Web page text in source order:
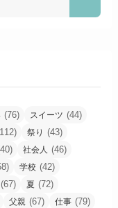
(76) スイーツ (44)
祭り (43)
社会人 (46)
学校 (42)
(67) 夏 (72)
父親 (67) 仕事 (79)